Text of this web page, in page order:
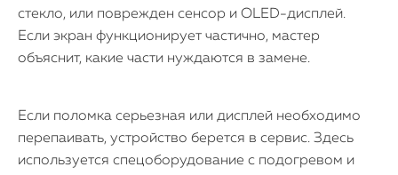
стекло, или поврежден сенсор и OLED-дисплей.
Если экран функционирует частично, мастер
объяснит, какие части нуждаются в замене.
Если поломка серьезная или дисплей необходимо
перепаивать, устройство берется в сервис. Здесь
используется спецоборудование с подогревом и